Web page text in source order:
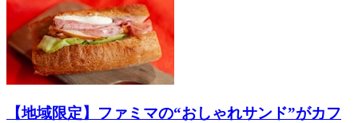
【地域限定】ファミマの“おしゃれサンド”がカフ